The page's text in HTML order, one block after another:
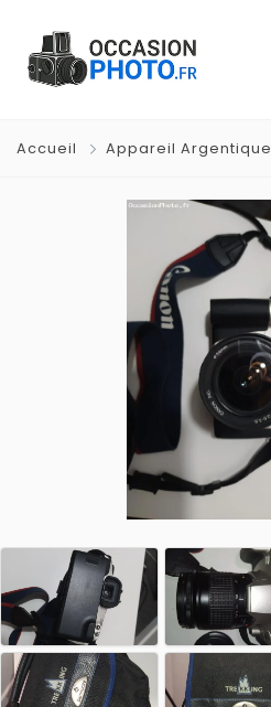
Accueil Appareil Argentique